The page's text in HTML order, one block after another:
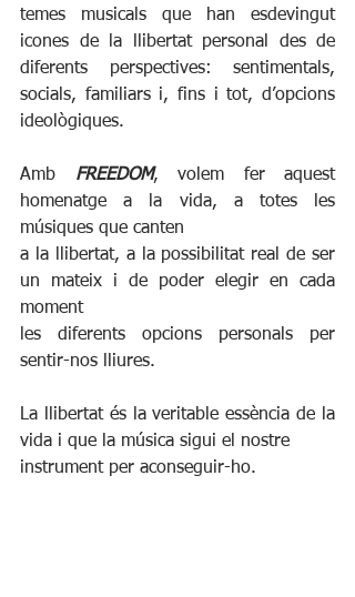
temes musicals que han esdevingut
icones de la llibertat personal des de
diferents perspectives: sentimentals,
socials, familiars i, fins i tot, d’opcions
ideològiques.
Amb FREEDOM, volem fer aquest
homenatge a la vida, a totes les
músiques que canten
a la llibertat, a la possibilitat real de ser
un mateix i de poder elegir en cada
moment
les diferents opcions personals per
sentir-nos lliures.
La llibertat és la veritable essència de la
vida i que la música sigui el nostre
instrument per aconseguir-ho.